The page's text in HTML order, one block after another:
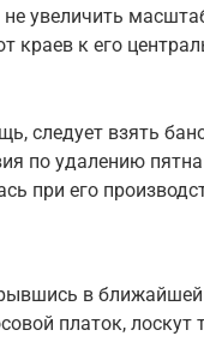
увеличить
краев к его
следует взять
по удалению
при его
в ближайшей
платок,